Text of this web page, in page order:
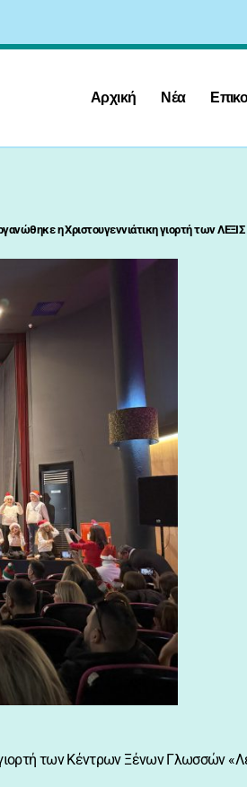
Αρχική Νέα
η Χριστουγεννιάτικη γιορτή των ΛΕΞΙΣ
των Κέντρων Ξένων Γλωσσών